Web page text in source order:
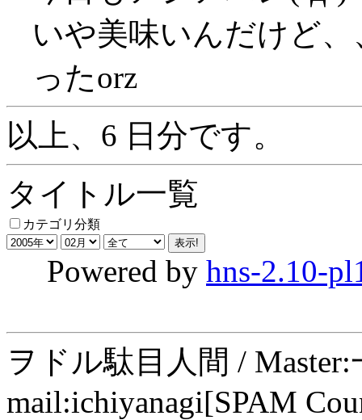
いや美味いんだけど
ったorz
以上、6 日分です。
タイトル一覧
カテゴリ分類
Powered by hns-2.10-
ヲドル駄目人間 /
mail:ichiyanagi[SPAM